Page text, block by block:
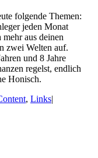
folgende Themen:
jeden Monat
aus deinen
zwei Welten auf.
und 8 Jahre
regelst, endlich
Honisch.
, Links|